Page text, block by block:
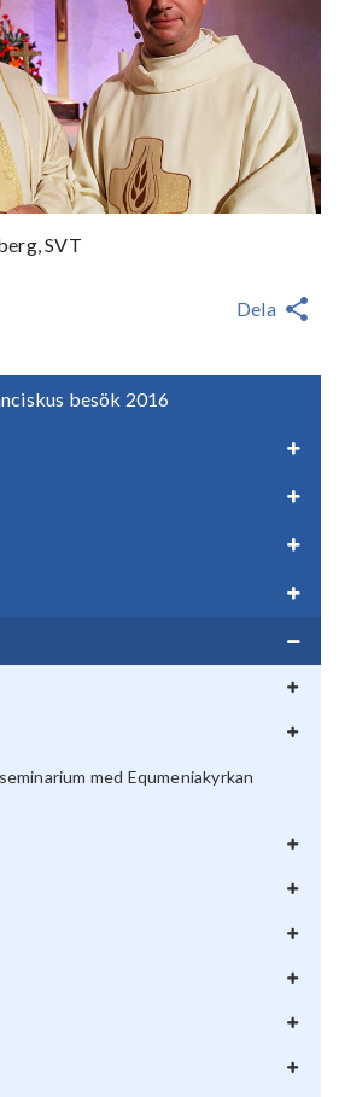
besök 2016
med Equmeniakyrkan
SVT
Dela